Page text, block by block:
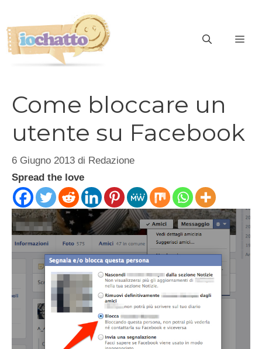
contenuto
Come bloccare un
utente su Facebook
6 Giugno 2013 di Redazione
Spread the love